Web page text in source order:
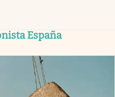
España